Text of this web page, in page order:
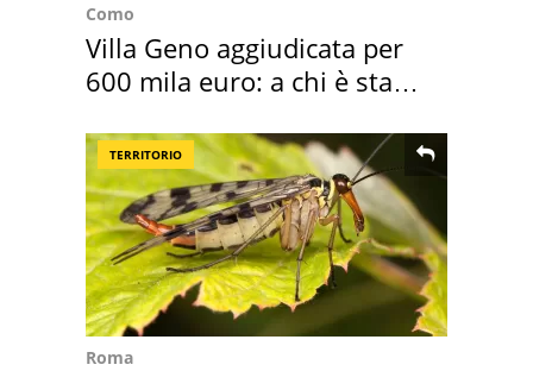
Como
Villa Geno aggiudicata per
600 mila euro: a chi è stata
TERRITORIO
Roma